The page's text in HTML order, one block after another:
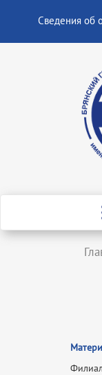
Сведения об